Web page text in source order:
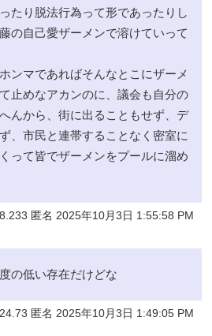
たり脱法行為って形であったりし
の自己愛ザーメンで溶けていって
ンマであればそんなとこにザーメ
止めなアカンのに、議会も自分の
んから、街に出ることもせず、デ
、市民と連帯することなく密室に
って皆でザーメンをプールに溜め
匿名 2025年10月3日 1:55:58 PM
の低い存在だけどな
匿名 2025年10月3日 1:49:05 PM